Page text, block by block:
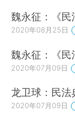
魏永征：《民
2020年08月25日
魏永征：《民
2020年07月09日
龙卫球：民法
2020年07月09日